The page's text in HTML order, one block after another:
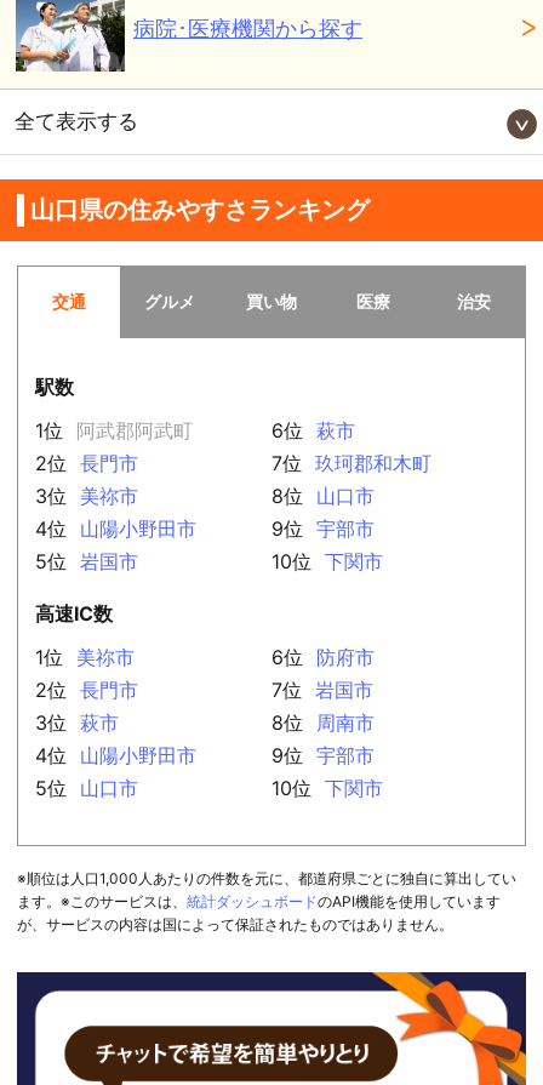
病院･医療機関から探す
全て表示する
山口県の住みやすさランキング
交通 グルメ 買い物 医療 治安
駅数
1位
阿武郡阿武町
2位
長門市
3位
美祢市
4位
山陽小野田市
5位
岩国市
6位
萩市
7位
玖珂郡和木町
8位
山口市
9位
宇部市
10位
下関市
高速IC数
1位
美祢市
2位
長門市
3位
萩市
4位
山陽小野田市
5位
山口市
6位
防府市
7位
岩国市
8位
周南市
9位
宇部市
10位
下関市
※順位は人口1,000人あたりの件数を元に、都道府県ごとに独自に算出してい
ます。※このサービスは、 統計ダッシュボードのAPI機能を使用しています
が、サービスの内容は国によって保証されたものではありません。